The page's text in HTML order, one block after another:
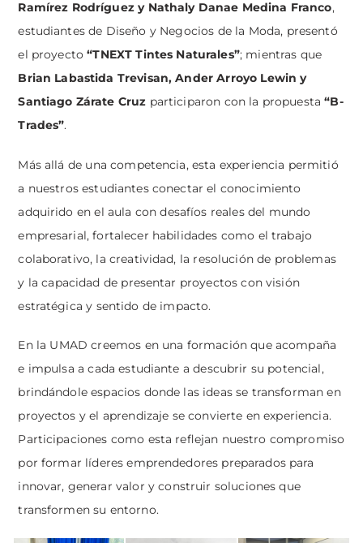
Ramírez Rodríguez y Nathaly Danae Medina Franco,
estudiantes de Diseño y Negocios de la Moda, presentó
el proyecto“TNEXT Tintes Naturales”; mientras que
Brian Labastida Trevisan, Ander Arroyo Lewin y
Santiago Zárate Cruz participaron con la propuesta“B-
Trades”.
Más allá de una competencia, esta experiencia permitió
a nuestros estudiantes conectar el conocimiento
adquirido en el aula con desafíos reales del mundo
empresarial, fortalecer habilidades como el trabajo
colaborativo, la creatividad, la resolución de problemas
y la capacidad de presentar proyectos con visión
estratégica y sentido de impacto.
En la UMAD creemos en una formación que acompaña
e impulsa a cada estudiante a descubrir su potencial,
brindándole espacios donde las ideas se transforman en
proyectos y el aprendizaje se convierte en experiencia.
Participaciones como esta reflejan nuestro compromiso
por formar líderes emprendedores preparados para
innovar, generar valor y construir soluciones que
transformen su entorno.